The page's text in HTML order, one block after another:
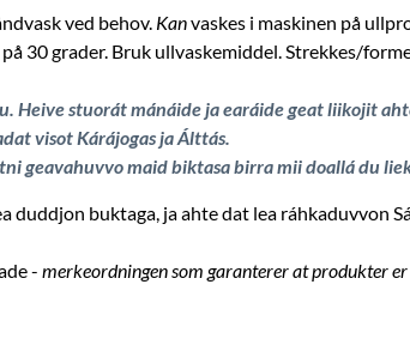
ved behov. Kanvaskes i maskinen på
30 grader. Bruk ullvaskemiddel. Strekkes/
stuorát mánáide ja earáide geat liikojit
visot Kárájogas ja Álttás.
geavahuvvo maid biktasa birra mii doallá du
buktaga, ja ahte dat lea ráhkaduvvon
- merkeordningen som garanterer at produkter